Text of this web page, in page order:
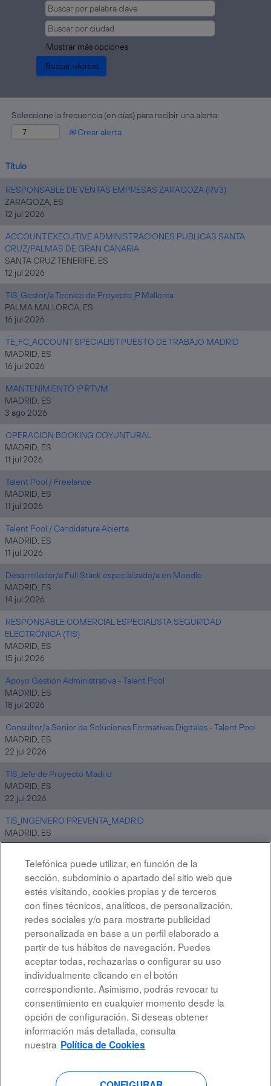
Mostrar más opciones
Seleccione la frecuencia (en días) para recibir una alerta:
Crear alerta
Título
RESPONSABLE DE VENTAS EMPRESAS ZARAGOZA (RV3)
ZARAGOZA, ES
12 jul 2026
ACCOUNT EXECUTIVE ADMINISTRACIONES PUBLICAS SANTA
CRUZ/PALMAS DE GRAN CANARIA
SANTA CRUZ TENERIFE, ES
12 jul 2026
TIS_Gestor/a Tecnico de Proyecto_P.Mallorca
PALMA MALLORCA, ES
16 jul 2026
TE_FC_ACCOUNT SPECIALIST PUESTO DE TRABAJO MADRID
MADRID, ES
16 jul 2026
MANTENIMIENTO IP RTVM
MADRID, ES
3 ago 2026
OPERACION BOOKING COYUNTURAL
MADRID, ES
11 jul 2026
Talent Pool / Freelance
MADRID, ES
11 jul 2026
Talent Pool / Candidatura Abierta
MADRID, ES
11 jul 2026
Desarrollador/a Full Stack especializado/a en Moodle
MADRID, ES
14 jul 2026
RESPONSABLE COMERCIAL ESPECIALISTA SEGURIDAD
ELECTRÓNICA (TIS)
MADRID, ES
15 jul 2026
Apoyo Gestión Administrativa - Talent Pool
MADRID, ES
18 jul 2026
Consultor/a Senior de Soluciones Formativas Digitales - Talent Pool
MADRID, ES
22 jul 2026
TIS_Jefe de Proyecto Madrid
MADRID, ES
22 jul 2026
TIS_INGENIERO PREVENTA_MADRID
MADRID, ES
22 jul 2026
Prácticas - Apoyo Gestión Administrativa / Talent Pool
MADRID, ES
31 jul 2026
Resultados
« 1 2 3
Aviso Legal
Accesibilidad
Protección de Datos
Telefónica puede utilizar, en función de la
sección, subdominio o apartado del sitio web que
estés visitando, cookies propias y de terceros
con fines técnicos, analíticos, de personalización,
redes sociales y/o para mostrarte publicidad
personalizada en base a un perfil elaborado a
partir de tus hábitos de navegación. Puedes
aceptar todas, rechazarlas o configurar su uso
individualmente clicando en el botón
correspondiente. Asimismo, podrás revocar tu
consentimiento en cualquier momento desde la
opción de configuración. Si deseas obtener
información más detallada, consulta
nuestra Política de Cookies